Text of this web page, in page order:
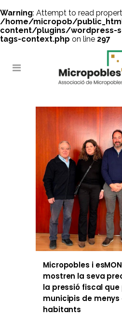
Warning: Attempt to read
/home/micropob/
content/plugins/
tags-context.php on line 297
Micropobles i
mostren la seva
la pressió fiscal
municipis de menys
habitants